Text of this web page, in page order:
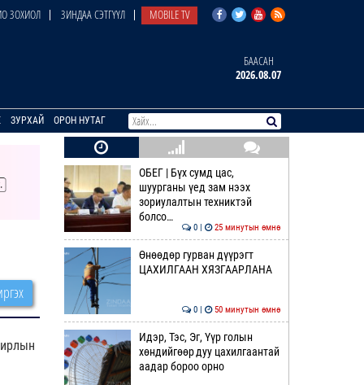
ЗОХИОЛ ЗИНДАА СЭТГҮҮЛ MOBILE TV
БААСАН
2026.08.07
ЗУРХАЙ ОРОН НУТАГ
ОБЕГ | Бүх сумд цас,
шуурганы үед зам нээх
зориулалтын техниктэй
болсо…
0 | 25 минутын өмнө
Өнөөдөр гурван дүүрэгт
ЦАХИЛГААН ХЯЗГААРЛАНА
0 | 50 минутын өмнө
Идэр, Тэс, Эг, Үүр голын
хөндийгөөр дуу цахилгаантай
аадар бороо орно